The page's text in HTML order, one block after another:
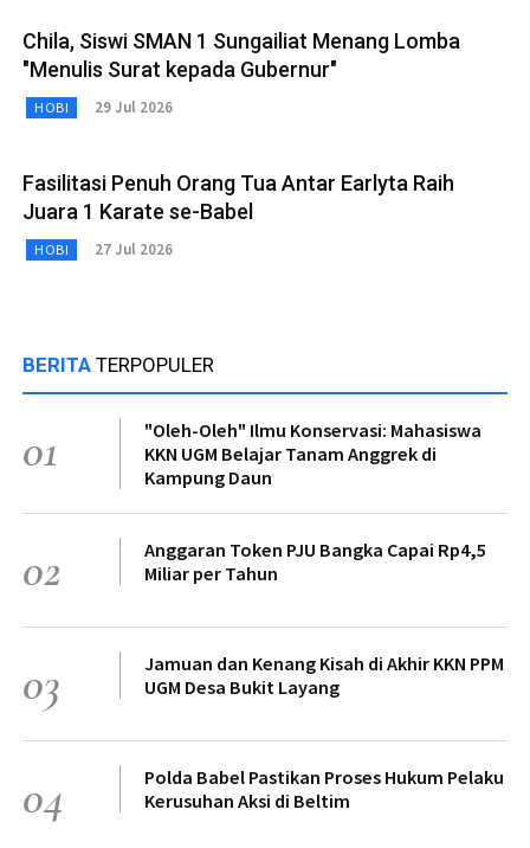
Chila, Siswi SMAN 1 Sungailiat Menang Lomba
"Menulis Surat kepada Gubernur"
HOBI 29 Jul 2026
Fasilitasi Penuh Orang Tua Antar Earlyta Raih
Juara 1 Karate se-Babel
HOBI 27 Jul 2026
BERITA TERPOPULER
01
"Oleh-Oleh" Ilmu Konservasi: Mahasiswa
KKN UGM Belajar Tanam Anggrek di
Kampung Daun
02
Anggaran Token PJU Bangka Capai Rp4,5
Miliar per Tahun
03
Jamuan dan Kenang Kisah di Akhir KKN PPM
UGM Desa Bukit Layang
04
Polda Babel Pastikan Proses Hukum Pelaku
Kerusuhan Aksi di Beltim